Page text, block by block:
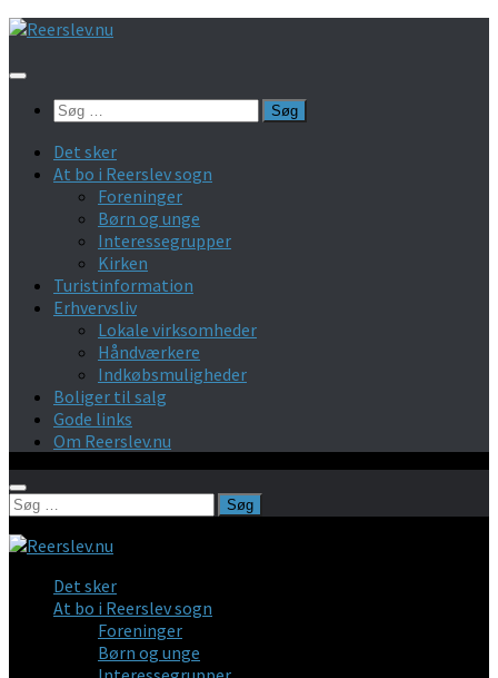
Skip
content
Søg
Det sker
At bo i Reerslev sogn
Foreninger
Børn og unge
Interessegrupper
Kirken
Turistinformation
Erhvervsliv
Lokale virksomheder
Håndværkere
Indkøbsmuligheder
Boliger til salg
Gode links
Om Reerslev.nu
Søg
Det sker
At bo i Reerslev sogn
Foreninger
Børn og unge